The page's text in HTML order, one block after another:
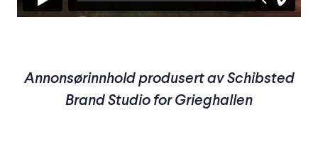
Annonsørinnhold produsert av Schibsted
Brand Studio for Grieghallen